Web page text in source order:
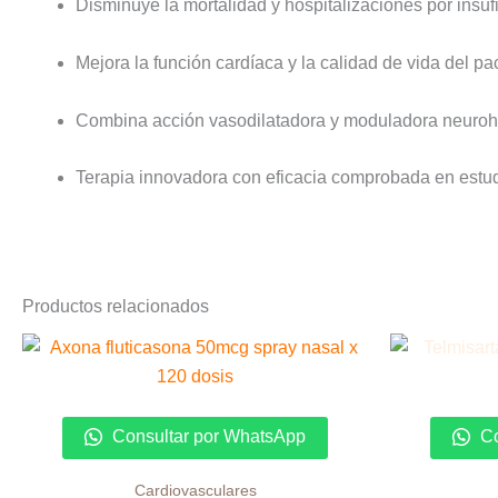
Disminuye la mortalidad y hospitalizaciones por
Mejora la función cardíaca y la calidad de vida del
Combina acción vasodilatadora y moduladora
Terapia innovadora con eficacia comprobada en
Productos relacionados
Consultar por WhatsApp
Cardiovasculares